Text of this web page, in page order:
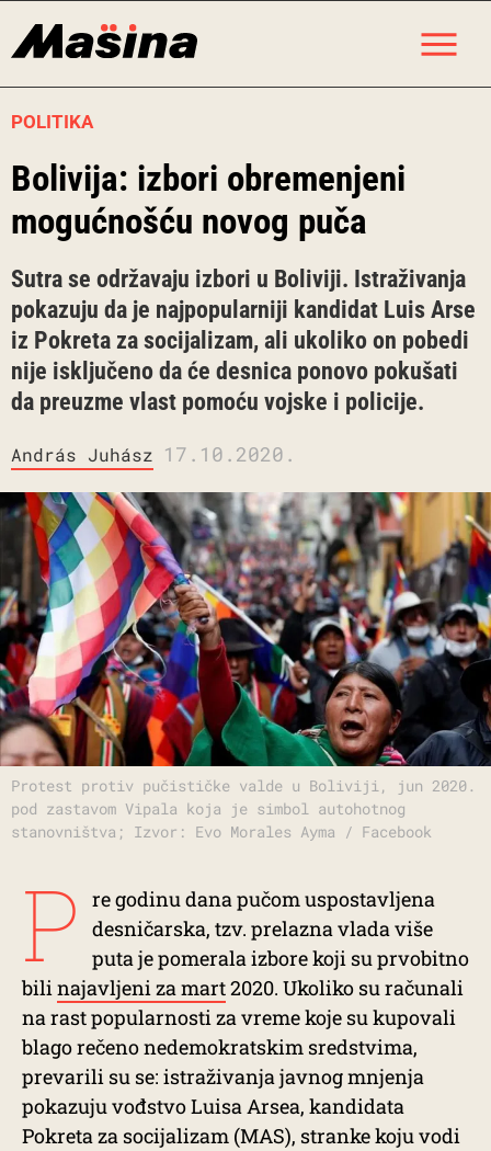
POLITIKA
Bolivija: izbori obremenjeni
mogućnošću novog puča
Sutra se održavaju izbori u Boliviji. Istraživanja
pokazuju da je najpopularniji kandidat Luis Arse
iz Pokreta za socijalizam, ali ukoliko on pobedi
nije isključeno da će desnica ponovo pokušati
da preuzme vlast pomoću vojske i policije.
András Juhász 17.10.2020.
Protest protiv pučističke valde u Boliviji, jun 2020.
pod zastavom Vipala koja je simbol autohotnog
stanovništva; Izvor: Evo Morales Ayma / Facebook
P
re godinu dana pučom uspostavljena
desničarska, tzv. prelazna vlada više
puta je pomerala izbore koji su prvobitno
bilinajavljeni za mart2020. Ukoliko su računali
na rast popularnosti za vreme koje su kupovali
blago rečeno nedemokratskim sredstvima,
prevarili su se: istraživanja javnog mnjenja
pokazuju vođstvo Luisa Arsea, kandidata
Pokreta za socijalizam (MAS), stranke koju vodi